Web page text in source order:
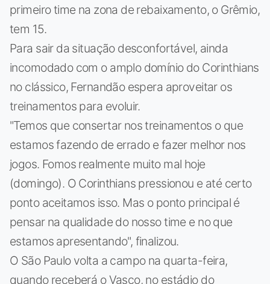
primeiro time na zona de rebaixamento, o Grêmio,
tem 15.
Para sair da situação desconfortável, ainda
incomodado com o amplo domínio do Corinthians
no clássico, Fernandão espera aproveitar os
treinamentos para evoluir.
"Temos que consertar nos treinamentos o que
estamos fazendo de errado e fazer melhor nos
jogos. Fomos realmente muito mal hoje
(domingo). O Corinthians pressionou e até certo
ponto aceitamos isso. Mas o ponto principal é
pensar na qualidade do nosso time e no que
estamos apresentando", finalizou.
O São Paulo volta a campo na quarta-feira,
quando receberá o Vasco, no estádio do